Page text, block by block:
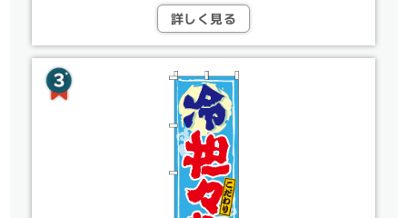
詳しく見る